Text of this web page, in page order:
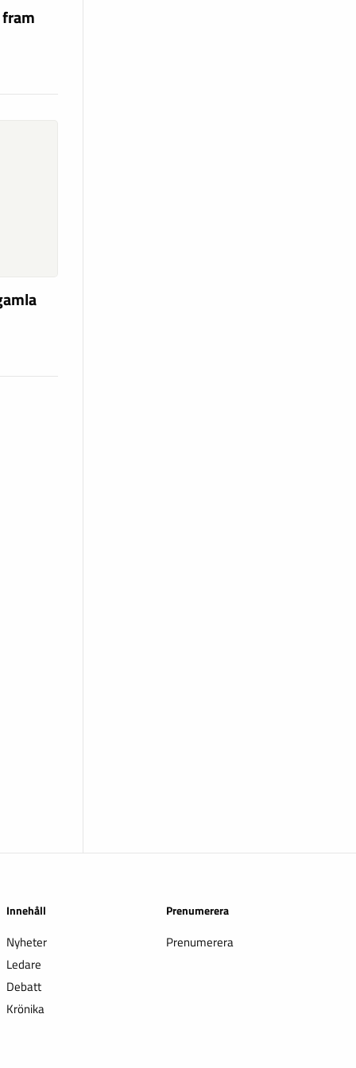
Innehåll
Nyheter
Ledare
Debatt
Krönika
Prenumerera
Prenumerera